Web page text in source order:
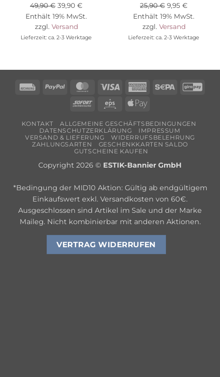
49,90€ Ursprünglicher
Preis
war:
49,90 €
39,90 €
Preis
39,90 €.
Enthält 19% MwSt.
zzgl. Versand
Lieferzeit: ca. 2-3 Werktage
25,90€ Ursprünglicher
Preis
war:
25,90 €
9,95 €
Preis
9,95 €.
Enthält 19% MwSt.
zzgl. Versand
Lieferzeit: ca. 2-3 Werktage
RechungPayPal MasterCard
Visa
American Sepa
Sofort
Eps
Apple
KONTAKT
ALLGEMEINE GESCHÄFTSBEDINGUNGEN
DATENSCHUTZERKLÄRUNG
IMPRESSUM
VERSAND & LIEFERUNG
WIDERRUFSBELEHRUNG
ZAHLUNGSARTEN
GESCHENKKARTEN SALDO
GUTSCHEINE KAUFEN
Copyright 2026 © ESTIK-Bannier GmbH
*Bedingung der MID10 Aktion: Gültig ab endgültigem
Einkaufswert exkl. Versandkosten von 60€.
Ausgeschlossen sind Artikel im Sale und der Marke
Maileg. Nicht kombinierbar mit anderen Aktionen.
VERTRAG WIDERRUFEN